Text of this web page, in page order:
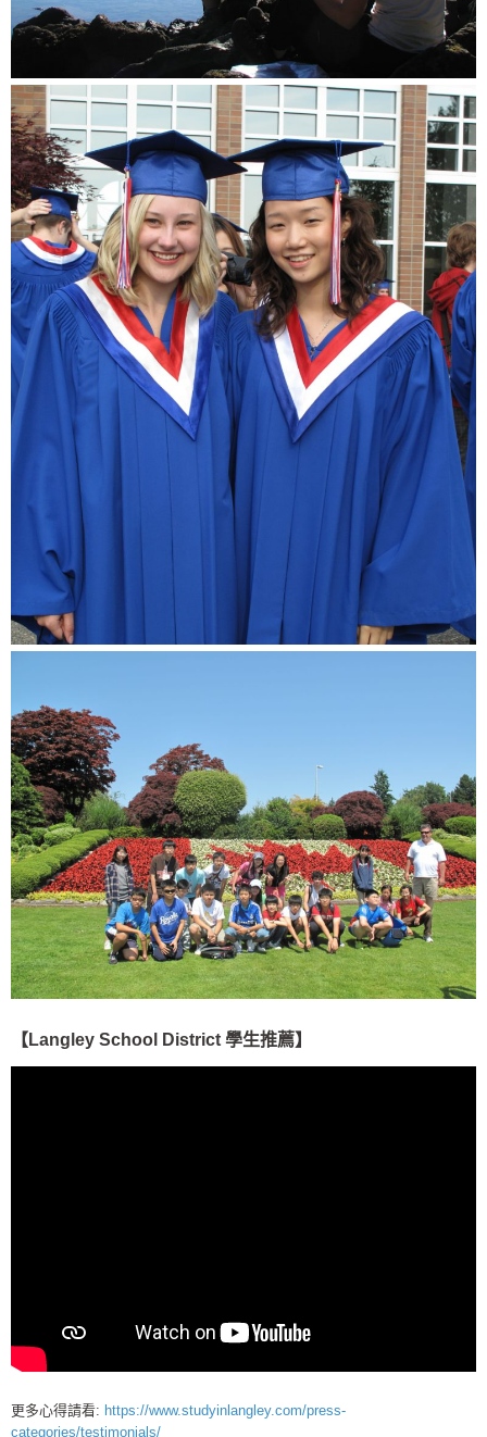
【Langley School District 學生推薦】
更多心得請看: https://www.studyinlangley.com/press-
categories/testimonials/